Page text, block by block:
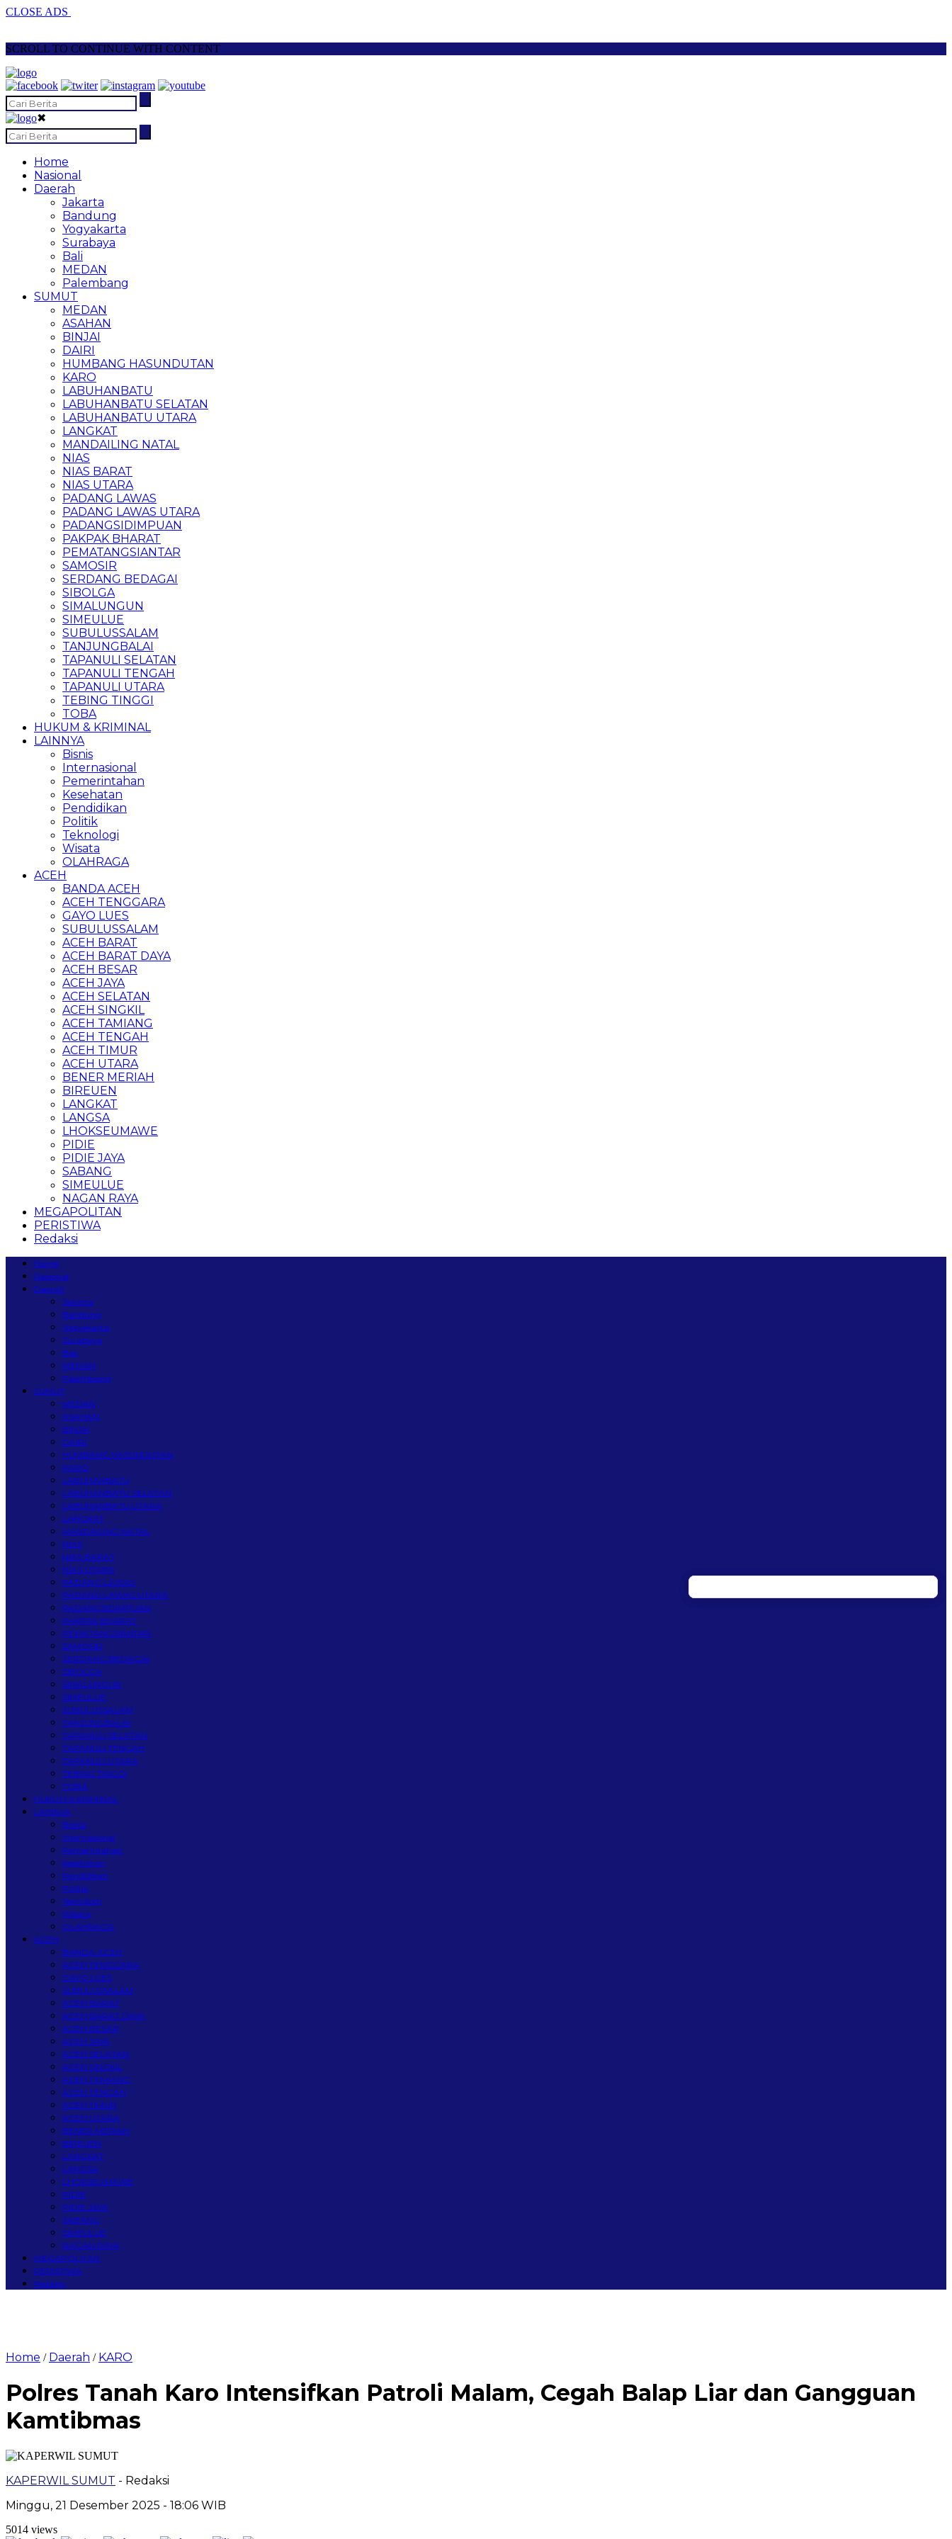
CLOSE ADS
SCROLL TO CONTINUE WITH CONTENT
✖
Home
Nasional
Daerah
Jakarta
Bandung
Yogyakarta
Surabaya
Bali
MEDAN
Palembang
SUMUT
MEDAN
ASAHAN
BINJAI
DAIRI
HUMBANG HASUNDUTAN
KARO
LABUHANBATU
LABUHANBATU SELATAN
LABUHANBATU UTARA
LANGKAT
MANDAILING NATAL
NIAS
NIAS BARAT
NIAS UTARA
PADANG LAWAS
PADANG LAWAS UTARA
PADANGSIDIMPUAN
PAKPAK BHARAT
PEMATANGSIANTAR
SAMOSIR
SERDANG BEDAGAI
SIBOLGA
SIMALUNGUN
SIMEULUE
SUBULUSSALAM
TANJUNGBALAI
TAPANULI SELATAN
TAPANULI TENGAH
TAPANULI UTARA
TEBING TINGGI
TOBA
HUKUM & KRIMINAL
LAINNYA
Bisnis
Internasional
Pemerintahan
Kesehatan
Pendidikan
Politik
Teknologi
Wisata
OLAHRAGA
ACEH
BANDA ACEH
ACEH TENGGARA
GAYO LUES
SUBULUSSALAM
ACEH BARAT
ACEH BARAT DAYA
ACEH BESAR
ACEH JAYA
ACEH SELATAN
ACEH SINGKIL
ACEH TAMIANG
ACEH TENGAH
ACEH TIMUR
ACEH UTARA
BENER MERIAH
BIREUEN
LANGKAT
LANGSA
LHOKSEUMAWE
PIDIE
PIDIE JAYA
SABANG
SIMEULUE
NAGAN RAYA
MEGAPOLITAN
PERISTIWA
Redaksi
Home
Nasional
Daerah
Jakarta
Bandung
Yogyakarta
Surabaya
Bali
MEDAN
Palembang
SUMUT
MEDAN
ASAHAN
BINJAI
DAIRI
HUMBANG HASUNDUTAN
KARO
LABUHANBATU
LABUHANBATU SELATAN
LABUHANBATU UTARA
LANGKAT
MANDAILING NATAL
NIAS
NIAS BARAT
NIAS UTARA
PADANG LAWAS
PADANG LAWAS UTARA
PADANGSIDIMPUAN
PAKPAK BHARAT
PEMATANGSIANTAR
SAMOSIR
SERDANG BEDAGAI
SIBOLGA
SIMALUNGUN
SIMEULUE
SUBULUSSALAM
TANJUNGBALAI
TAPANULI SELATAN
TAPANULI TENGAH
TAPANULI UTARA
TEBING TINGGI
TOBA
HUKUM & KRIMINAL
LAINNYA
Bisnis
Internasional
Pemerintahan
Kesehatan
Pendidikan
Politik
Teknologi
Wisata
OLAHRAGA
ACEH
BANDA ACEH
ACEH TENGGARA
GAYO LUES
SUBULUSSALAM
ACEH BARAT
ACEH BARAT DAYA
ACEH BESAR
ACEH JAYA
ACEH SELATAN
ACEH SINGKIL
ACEH TAMIANG
ACEH TENGAH
ACEH TIMUR
ACEH UTARA
BENER MERIAH
BIREUEN
LANGKAT
LANGSA
LHOKSEUMAWE
PIDIE
PIDIE JAYA
SABANG
SIMEULUE
NAGAN RAYA
MEGAPOLITAN
PERISTIWA
Redaksi
Home / Daerah / KARO
Polres Tanah Karo Intensifkan Patroli Malam, Cegah Balap Liar dan Gangguan
Kamtibmas
KAPERWIL SUMUT - Redaksi
Minggu, 21 Desember 2025 - 18:06 WIB
5014 views